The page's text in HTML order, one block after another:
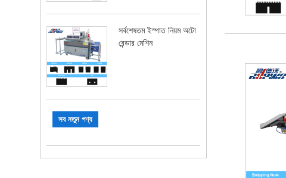
সর্বশেষতম ইস্পাত নিয়ম অটো
বেন্ডার মেশিন
সব নতুন পণ্য